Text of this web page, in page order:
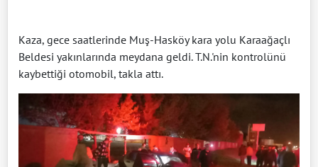
Kaza, gece saatlerinde Muş-Hasköy kara yolu Karaağaçlı
Beldesi yakınlarında meydana geldi. T.N.'nin kontrolünü
kaybettiği otomobil, takla attı.